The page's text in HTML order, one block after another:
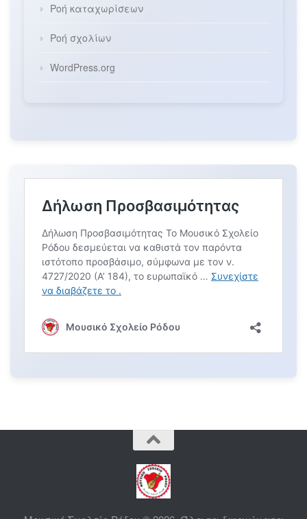
Ροή καταχωρίσεων
Ροή σχολίων
WordPress.org